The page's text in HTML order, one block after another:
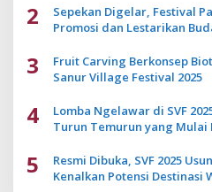
2
Sepekan Digelar, Festival
Promosi dan Lestarikan
3
Fruit Carving Berkonsep
Sanur Village Festival 2025
4
Lomba Ngelawar di SVF
Turun Temurun yang Mulai
5
Resmi Dibuka, SVF 2025
Kenalkan Potensi Destinasi